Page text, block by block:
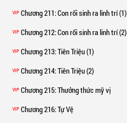
VIP Chương 211: Con rối sinh ra linh trí (1)
VIP Chương 212: Con rối sinh ra linh trí (2)
VIP Chương 213: Tiên Triệu (1)
VIP Chương 214: Tiên Triệu (2)
VIP Chương 215: Thưởng thức mỹ vị
VIP Chương 216: Tự Vệ